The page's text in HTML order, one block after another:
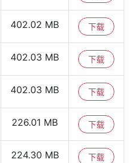
402.02 MB 下载
402.03 MB 下载
402.03 MB 下载
226.01 MB 下载
224.30 MB 下载